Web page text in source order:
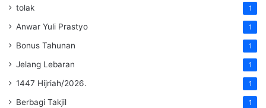
tolak 1
Anwar Yuli Prastyo 1
Bonus Tahunan 1
Jelang Lebaran 1
1447 Hijriah/2026. 1
Berbagi Takjil 1